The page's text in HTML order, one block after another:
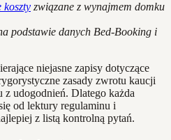
koszty związane z wynajmem domku
podstawie danych Bed-Booking i
niejasne zapisy dotyczące
zasady zwrotu kaucji
udogodnień. Dlatego każda
od lektury regulaminu i
z listą kontrolną pytań.